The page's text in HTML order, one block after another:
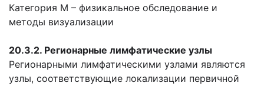
Категория M – физикальное обследование и
методы визуализации
20.3.2. Регионарные лимфатические узлы
Регионарными лимфатическими узлами являются
узлы, соответствующие локализации первичной